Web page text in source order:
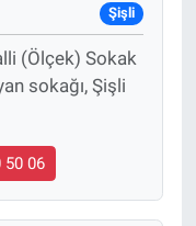
Şişli
(Ölçek) Sokak
sokağı, Şişli
50 06